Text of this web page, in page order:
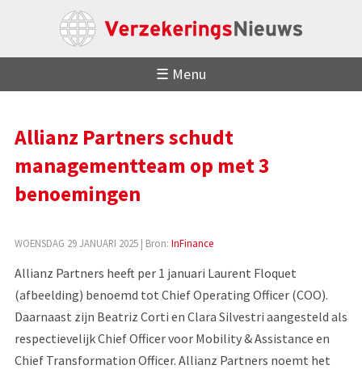
☰ Menu
Allianz Partners schudt
managementteam op met 3
benoemingen
WOENSDAG 29 JANUARI 2025| Bron: InFinance
Allianz Partners heeft per 1 januari Laurent Floquet
(afbeelding) benoemd tot Chief Operating Officer (COO).
Daarnaast zijn Beatriz Corti en Clara Silvestri aangesteld als
respectievelijk Chief Officer voor Mobility & Assistance en
Chief Transformation Officer. Allianz Partners noemt het